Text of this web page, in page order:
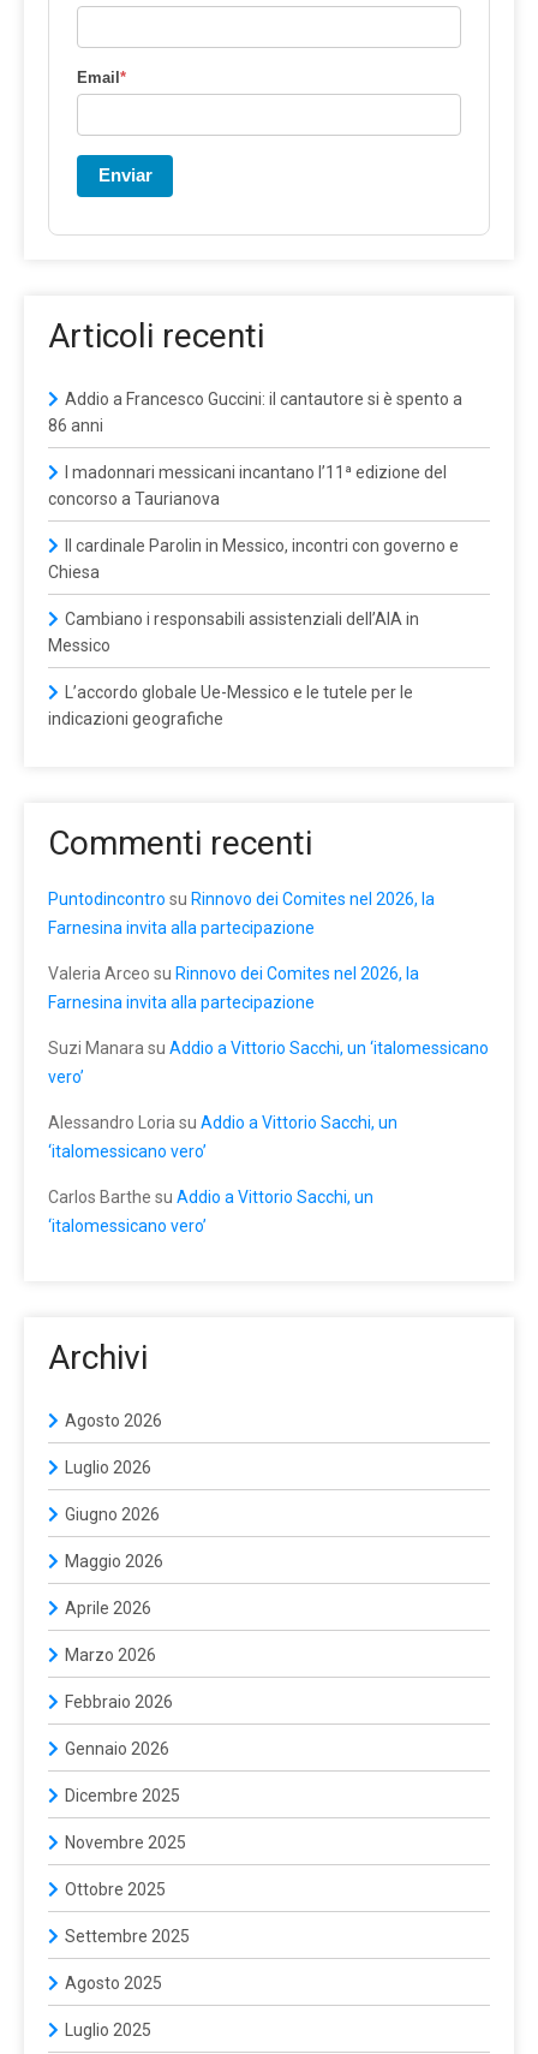
Email*
Enviar
Articoli recenti
Addio a Francesco Guccini: il cantautore si è spento a
86 anni
I madonnari messicani incantano l’11ª edizione del
concorso a Taurianova
Il cardinale Parolin in Messico, incontri con governo e
Chiesa
Cambiano i responsabili assistenziali dell’AIA in
Messico
L’accordo globale Ue-Messico e le tutele per le
indicazioni geografiche
Commenti recenti
Puntodincontro su Rinnovo dei Comites nel 2026, la
Farnesina invita alla partecipazione
Valeria Arceo su Rinnovo dei Comites nel 2026, la
Farnesina invita alla partecipazione
Suzi Manara su Addio a Vittorio Sacchi, un ‘italomessicano
vero’
Alessandro Loria su Addio a Vittorio Sacchi, un
‘italomessicano vero’
Carlos Barthe su Addio a Vittorio Sacchi, un
‘italomessicano vero’
Archivi
Agosto 2026
Luglio 2026
Giugno 2026
Maggio 2026
Aprile 2026
Marzo 2026
Febbraio 2026
Gennaio 2026
Dicembre 2025
Novembre 2025
Ottobre 2025
Settembre 2025
Agosto 2025
Luglio 2025